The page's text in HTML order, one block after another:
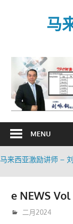
马
MENU
马来西亚激励讲师 –
e NEWS
3月 13, 2024
trainer
二月2024